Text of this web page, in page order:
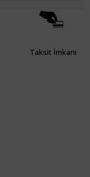
Taksit İmkanı